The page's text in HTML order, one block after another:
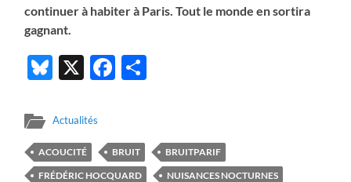
continuer à habiter à Paris. Tout le monde en sortira
gagnant.
Bluesky
X Facebook
Actualités
ACOUCITÉ BRUIT
BRUITPARIF
FRÉDÉRIC HOCQUARD
NUISANCES NOCTURNES